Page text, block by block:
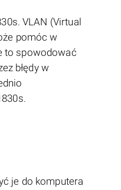
VLAN (Virtual
pomóc w
to spowodować
błędy w
je do komputera